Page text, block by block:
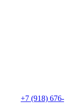
+7 (918) 676-